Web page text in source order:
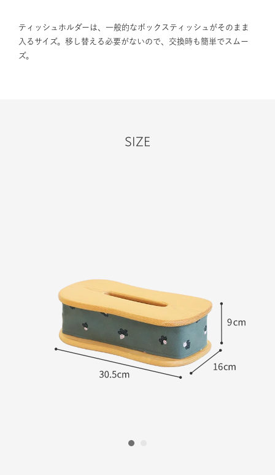
ティッシュホルダーは、一般的なボックスティッシュがそのまま
入るサイズ。移し替える必要がないので、交換時も簡単でスムー
ズ。
SIZE
1